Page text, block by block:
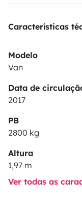
Características
Modelo
Van
Data de
2017
PB
2800 kg
Altura
1,97 m
Ver todas as